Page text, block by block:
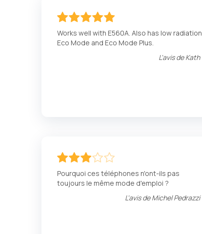
Works well with E560A. Also has low radiation
Eco Mode and Eco Mode Plus.
L'avis deKath
Pourquoi ces téléphones n'ont-ils pas
toujours le même mode d'emploi ?
L'avis deMichel Pedrazzi